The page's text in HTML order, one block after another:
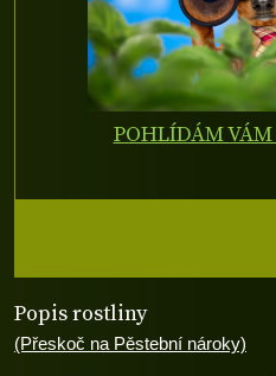
Popis rostliny
(Přeskoč na Pěstební nároky)
POHLÍDÁM